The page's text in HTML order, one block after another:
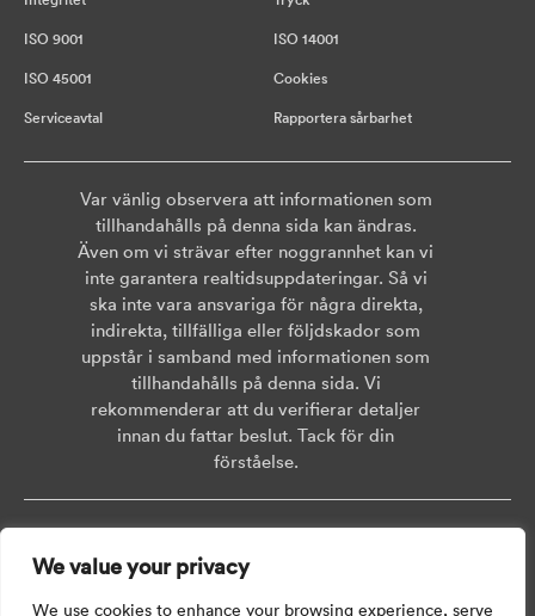
We value your privacy
We use cookies to enhance your browsing experience, serve
ISO 9001 ISO 14001
ISO 45001 Cookies
Serviceavtal Rapportera sårbarhet
Var vänlig observera att informationen som
tillhandahålls på denna sida kan ändras.
Även om vi strävar efter noggrannhet kan vi
inte garantera realtidsuppdateringar. Så vi
ska inte vara ansvariga för några direkta,
indirekta, tillfälliga eller följdskador som
uppstår i samband med informationen som
tillhandahålls på denna sida. Vi
rekommenderar att du verifierar detaljer
innan du fattar beslut. Tack för din
förståelse.
Room 903-905, No. 18, Alley 600, Nanchezhan Road, Huangpu District,